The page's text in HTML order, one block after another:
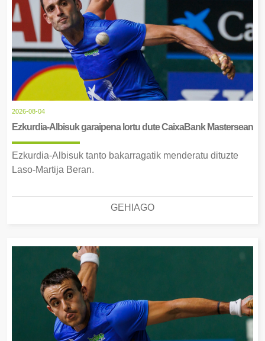
2026-08-04
Ezkurdia-Albisuk garaipena lortu dute CaixaBank Mastersean
Ezkurdia-Albisuk tanto bakarragatik menderatu dituzte
Laso-Martija Beran.
GEHIAGO